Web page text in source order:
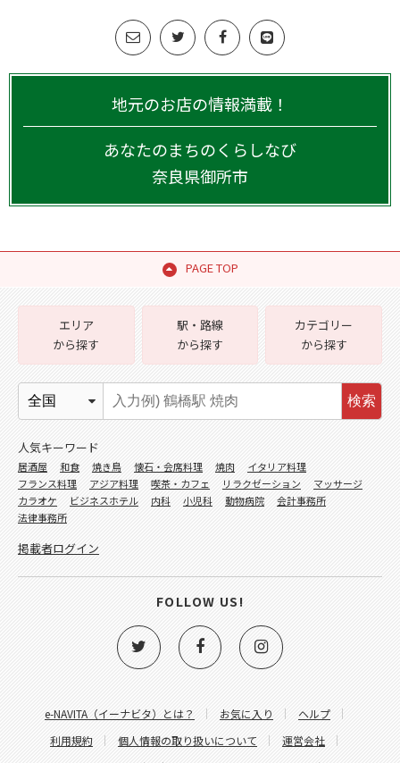
地元のお店の情報満載！
あなたのまちのくらしなび
奈良県御所市
PAGE TOP
e-NAVITA（イーナビタ）とは？ お気に入り
ヘルプ
利用規約
個人情報の取り扱いについて
運営会社
エリア
から探す
駅・路線
から探す
カテゴリー
から探す
検索
人気キーワード
居酒屋 和食 焼き鳥 懐石・会席料理 焼肉
イタリア料理
フランス料理
アジア料理 喫茶・カフェ リラクゼーション
マッサージ
カラオケ
ビジネスホテル 内科 小児科 動物病院
会計事務所
法律事務所
掲載者ログイン
FOLLOW US!